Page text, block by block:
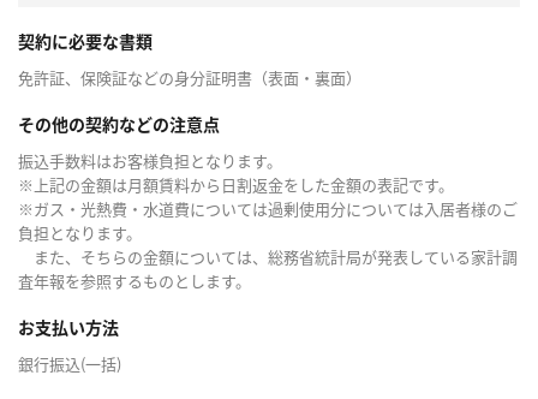
契約に必要な書類
免許証、保険証などの身分証明書（表面・裏面）
その他の契約などの注意点
振込手数料はお客様負担となります。
※上記の金額は月額賃料から日割返金をした金額の表記です。
※ガス・光熱費・水道費については過剰使用分については入居者様のご
負担となります。
また、そちらの金額については、総務省統計局が発表している家計調
査年報を参照するものとします。
お支払い方法
銀行振込(一括)